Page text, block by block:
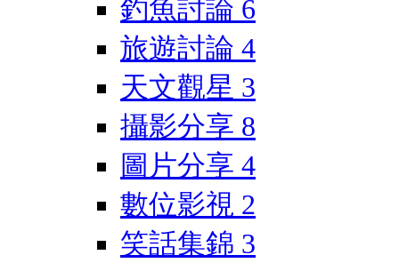
釣魚討論 6
旅遊討論 4
天文觀星 3
攝影分享 8
圖片分享 4
數位影視 2
笑話集錦 3